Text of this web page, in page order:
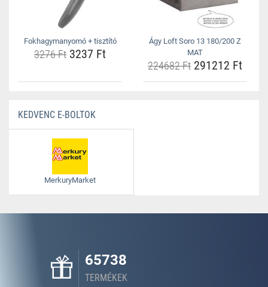
Fokhagymanyomó + tisztító
3276 Ft 3237 Ft
Ágy Loft Soro 13 180/200 Z
MAT
224682 Ft 291212 Ft
KEDVENC E-BOLTOK
MerkuryMarket
65738
TERMÉKEK